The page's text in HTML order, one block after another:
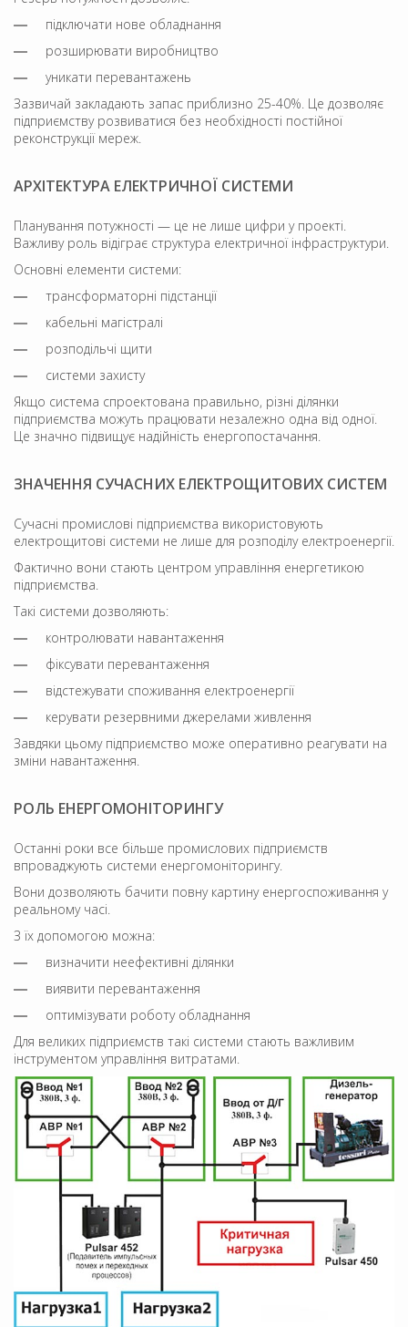
підключати нове обладнання
розширювати виробництво
уникати перевантажень
Зазвичай закладають запас приблизно 25-40%. Це дозволяє
підприємству розвиватися без необхідності постійної
реконструкції мереж.
АРХІТЕКТУРА ЕЛЕКТРИЧНОЇ СИСТЕМИ
Планування потужності — це не лише цифри у проекті.
Важливу роль відіграє структура електричної інфраструктури.
Основні елементи системи:
трансформаторні підстанції
кабельні магістралі
розподільчі щити
системи захисту
Якщо система спроектована правильно, різні ділянки
підприємства можуть працювати незалежно одна від одної.
Це значно підвищує надійність енергопостачання.
ЗНАЧЕННЯ СУЧАСНИХ ЕЛЕКТРОЩИТОВИХ СИСТЕМ
Сучасні промислові підприємства використовують
електрощитові системи не лише для розподілу електроенергії.
Фактично вони стають центром управління енергетикою
підприємства.
Такі системи дозволяють:
контролювати навантаження
фіксувати перевантаження
відстежувати споживання електроенергії
керувати резервними джерелами живлення
Завдяки цьому підприємство може оперативно реагувати на
зміни навантаження.
РОЛЬ ЕНЕРГОМОНІТОРИНГУ
Останні роки все більше промислових підприємств
впроваджують системи енергомоніторингу.
Вони дозволяють бачити повну картину енергоспоживання у
реальному часі.
З їх допомогою можна:
визначити неефективні ділянки
виявити перевантаження
оптимізувати роботу обладнання
Для великих підприємств такі системи стають важливим
інструментом управління витратами.